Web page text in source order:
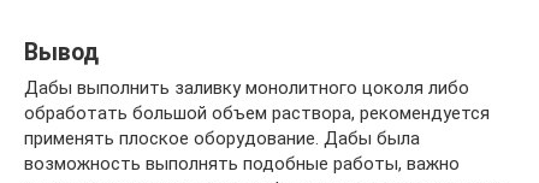
Вывод
Дабы выполнить заливку монолитного цоколя либо
обработать большой объем раствора, рекомендуется
применять плоское оборудование. Дабы была
возможность выполнять подобные работы, важно